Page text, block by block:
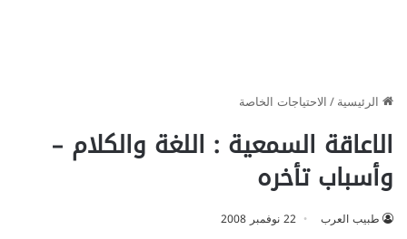
الرئيسية/الاحتياجات الخاصة
الاعاقة السمعية : اللغة والكلام –
وأسباب تأخره
طبيب العرب 22 نوفمبر 2008